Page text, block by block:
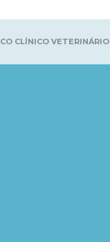
CLÍNICO VETERINÁRIO